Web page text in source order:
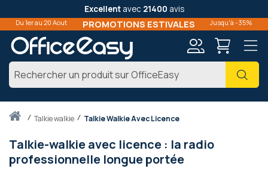
Excellentavec 21400 avis
Du 1er au 20 Aout PROMOTIONS ESTIVALES Jusqu'à -35%
Accueiltalkie walkie Talkie Walkie Avec Licence
Talkie-walkie avec licence : la radio
professionnelle longue portée